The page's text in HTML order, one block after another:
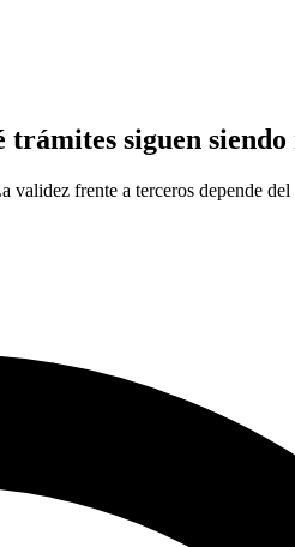
siguen siendo
frente a terceros depende